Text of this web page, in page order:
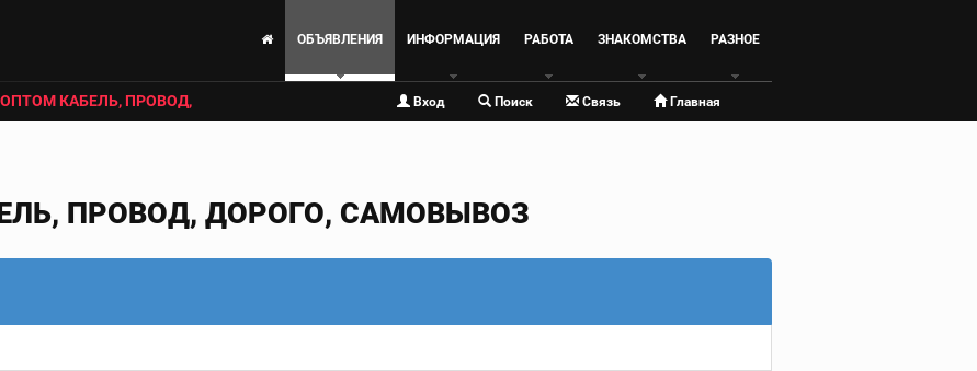
ОБЪЯВЛЕНИЯ ИНФОРМАЦИЯ РАБОТА ЗНАКОМСТВА РАЗНОЕ
КАБЕЛЬ, ПРОВОД, Вход Поиск Связь Главная
ПРОВОД, ДОРОГО, САМОВЫВОЗ